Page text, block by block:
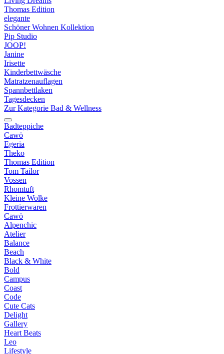
Thomas Edition
elegante
Schöner Wohnen Kollektion
Pip Studio
JOOP!
Janine
Irisette
Kinderbettwäsche
Matratzenauflagen
Spannbettlaken
Tagesdecken
Zur Kategorie Bad & Wellness
Badteppiche
Cawö
Egeria
Theko
Thomas Edition
Tom Tailor
Vossen
Rhomtuft
Kleine Wolke
Frottierwaren
Cawö
Alpenchic
Atelier
Balance
Beach
Black & White
Bold
Campus
Coast
Code
Cute Cats
Delight
Gallery
Heart Beats
Leo
Lifestyle